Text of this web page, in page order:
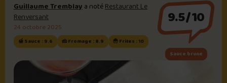
Guillaume Tremblaya notéRestaurant Le
Renversant
24 octobre 2025
🍯 Sauce : 9.6 🧀 Fromage : 8.9 🍟 Frites : 10
9.5/10
Sauce brune